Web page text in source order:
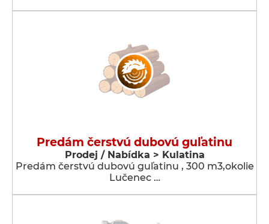
Predám čerstvú dubovú guľatinu
Prodej / Nabídka > Kulatina
Predám čerstvú dubovú guľatinu , 300 m3,okolie
Lučenec …